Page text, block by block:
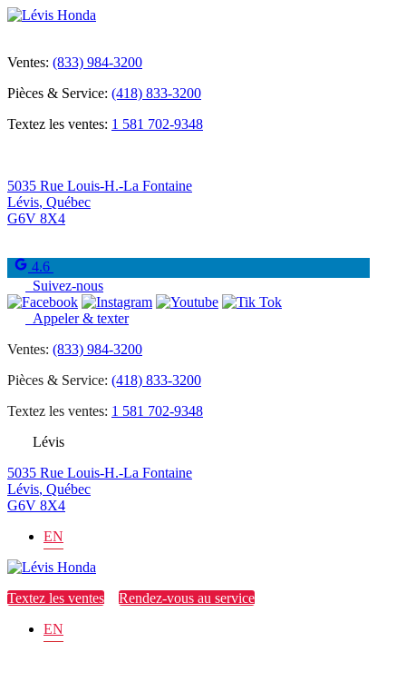
Ventes: (833) 984-3200
Pièces & Service: (418) 833-3200
Textez les ventes: 1 581 702-9348
5035 Rue Louis-H.-La Fontaine
Lévis, Québec
G6V 8X4
4.6
Suivez-nous
Appeler & texter
Ventes: (833) 984-3200
Pièces & Service: (418) 833-3200
Textez les ventes: 1 581 702-9348
Lévis
5035 Rue Louis-H.-La Fontaine
Lévis, Québec
G6V 8X4
EN
Textez les ventes
Rendez-vous au service
EN